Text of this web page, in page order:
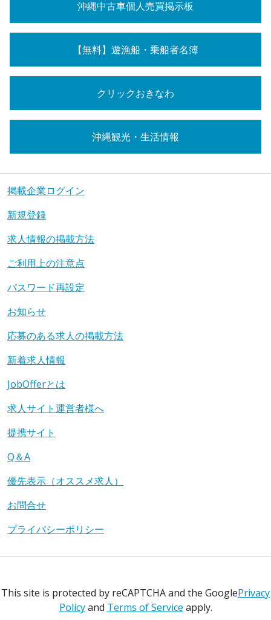
沖縄中古車個人売買掲示板
【無料】遊漁船・乗船者名簿
クリックおきなわ
沖縄観光・生活情報
掲載企業ログイン
新規登録
求人情報の掲載方法
ご利用上の注意点
パスワード再設定
お知らせ
応募のある求人の掲載方法
新着求人情報
JobOfferとは
求人サイト運営者様へ
提携サイト
Q＆A
優先表示（オススメ求人）
お問合せ
プライバシーポリシー
This site is protected by reCAPTCHA and the GooglePrivacy
Policyand Terms of Service apply.